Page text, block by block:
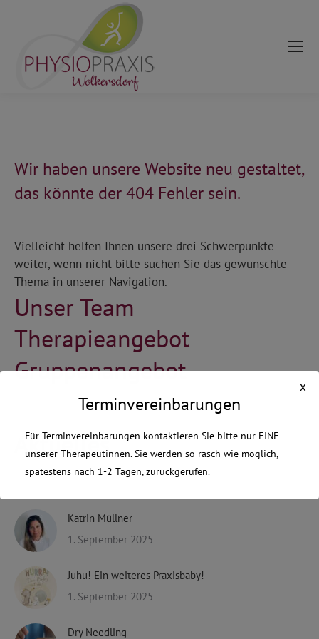
Wir haben unsere Website neu gestaltet,
das könnte der 404 Fehler sein.
Vielleicht helfen Ihnen unsere drei Schwerpunkte
weiter, wenn nicht bitte suchen Sie das gewünschte
Thema in unserer Navigation.
Unser Team
Therapieangebot
Gruppenangebot
Aktuelles
Katrin Müllner
1. September 2025
Juhu! Ein weiteres Praxisbaby!
1. September 2025
Dry Needling
Terminvereinbarungen
Für Terminvereinbarungen kontaktieren Sie bitte nur EINE
unserer Therapeutinnen. Sie werden so rasch wie möglich,
spätestens nach 1-2 Tagen, zurückgerufen.
termin
Dies schließt sich in17Sekunden
x